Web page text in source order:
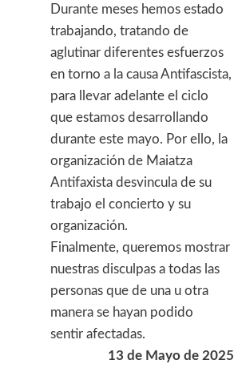
Durante meses hemos estado
trabajando, tratando de
aglutinar diferentes esfuerzos
en torno a la causa Antifascista,
para llevar adelante el ciclo
que estamos desarrollando
durante este mayo. Por ello, la
organización de Maiatza
Antifaxista desvincula de su
trabajo el concierto y su
organización.
Finalmente, queremos mostrar
nuestras disculpas a todas las
personas que de una u otra
manera se hayan podido
sentir afectadas.
13 de Mayo de 2025